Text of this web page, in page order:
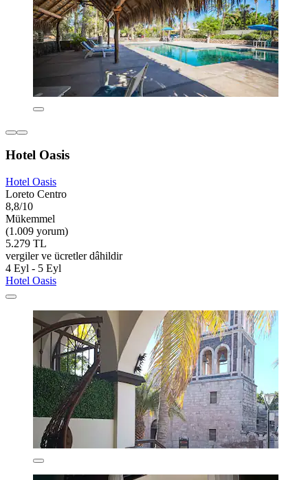
Hotel Oasis
Hotel Oasis
Loreto Centro
8,8/10
Mükemmel
(1.009 yorum)
5.279 TL
vergiler ve ücretler dâhildir
4 Eyl - 5 Eyl
Hotel Oasis